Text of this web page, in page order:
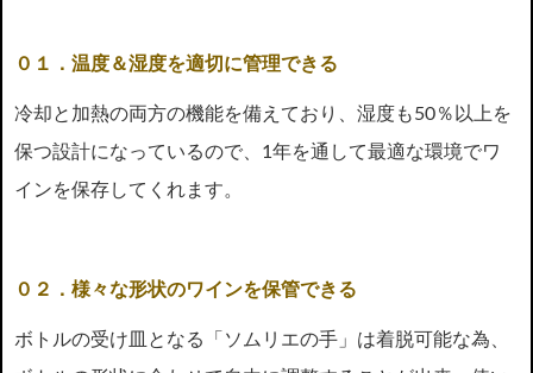
０１．温度＆湿度を適切に管理できる
冷却と加熱の両方の機能を備えており、湿度も50％以上を
保つ設計になっているので、1年を通して最適な環境でワ
インを保存してくれます。
０２．様々な形状のワインを保管できる
ボトルの受け皿となる「ソムリエの手」は着脱可能な為、